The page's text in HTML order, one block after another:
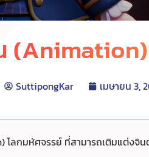
SuttipongKar เมษายน 3,
โลกมหัศจรรย์ ที่สามารถเติมแต่งจิ